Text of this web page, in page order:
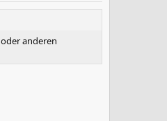
anderen